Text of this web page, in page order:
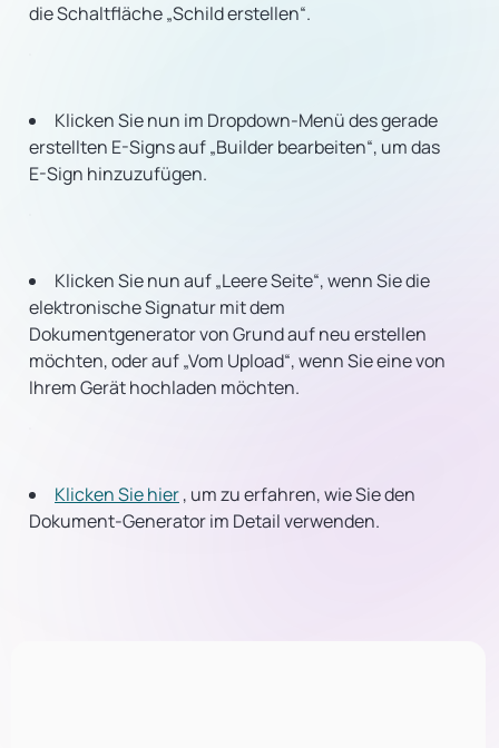
die Schaltfläche „Schild erstellen“.
Klicken Sie nun im Dropdown-Menü des gerade
erstellten E-Signs auf „Builder bearbeiten“, um das
E-Sign hinzuzufügen.
Klicken Sie nun auf „Leere Seite“, wenn Sie die
elektronische Signatur mit dem
Dokumentgenerator von Grund auf neu erstellen
möchten, oder auf „Vom Upload“, wenn Sie eine von
Ihrem Gerät hochladen möchten.
Klicken Sie hier, um zu erfahren, wie Sie den
Dokument-Generator im Detail verwenden.